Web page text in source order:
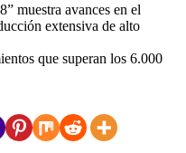
muestra avances en el
extensiva de alto
que superan los 6.000